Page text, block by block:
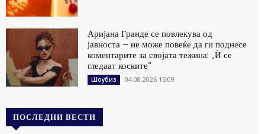
Аријана Гранде се повлекува од
јавноста – не може повеќе да ги поднесе
коментарите за својата тежина: „Ѝ се
гледаат коските“
Шоубиз 04.08.2026 15:09
ПОСЛЕДНИ ВЕСТИ